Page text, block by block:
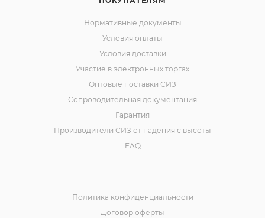
Нормативные документы
Условия оплаты
Условия доставки
Участие в электронных торгах
Оптовые поставки СИЗ
Сопроводительная документация
Гарантия
Производители СИЗ от падения с высоты
FAQ
Политика конфиденциальности
Договор оферты